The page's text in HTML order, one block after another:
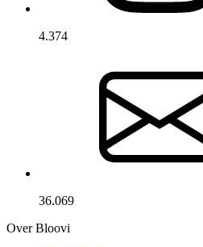
4.374
36.069
Over Bloovi